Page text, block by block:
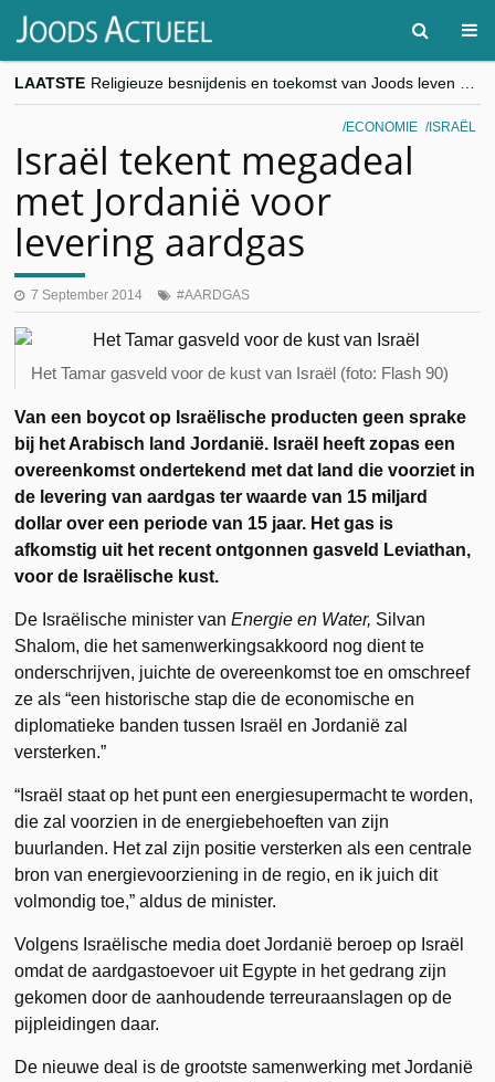
LAATSTE
“Besnijdenisdebat toont hoe moeilijk seculiere Westen minderheden begrijpt”, Jinnih Beels (Vooruit)
CITYTRIP | ROEMENIË – Boekarest: de verrassing van Oost-Europa
ECONOMIE ISRAËL
Israël tekent megadeal
met Jordanië voor
levering aardgas
7 September 2014 AARDGAS
Het Tamar gasveld voor de kust van Israël (foto: Flash 90)
Van een boycot op Israëlische producten geen sprake
bij het Arabisch land Jordanië. Israël heeft zopas een
overeenkomst ondertekend met dat land die voorziet in
de levering van aardgas ter waarde van 15 miljard
dollar over een periode van 15 jaar. Het gas is
afkomstig uit het recent ontgonnen gasveld Leviathan,
voor de Israëlische kust.
De Israëlische minister vanEnergie en Water, Silvan
Shalom, die het samenwerkingsakkoord nog dient te
onderschrijven, juichte de overeenkomst toe en omschreef
ze als “een historische stap die de economische en
diplomatieke banden tussen Israël en Jordanië zal
versterken.”
“Israël staat op het punt een energiesupermacht te worden,
die zal voorzien in de energiebehoeften van zijn
buurlanden. Het zal zijn positie versterken als een centrale
bron van energievoorziening in de regio, en ik juich dit
volmondig toe,” aldus de minister.
Volgens Israëlische media doet Jordanië beroep op Israël
omdat de aardgastoevoer uit Egypte in het gedrang zijn
gekomen door de aanhoudende terreuraanslagen op de
pijpleidingen daar.
De nieuwe deal is de grootste samenwerking met Jordanië